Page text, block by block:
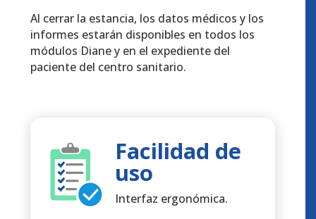
Al cerrar la estancia, los datos médicos y los
informes estarán disponibles en todos los
módulos Diane y en el expediente del
paciente del centro sanitario.
Facilidad de
uso
Interfaz ergonómica.